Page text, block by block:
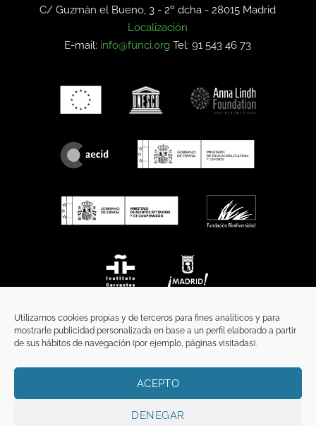
Utilizamos cookies propias y de terceros para fines analíticos y para
mostrarle publicidad personalizada en base a un perfil elaborado a partir
de sus hábitos de navegación (por ejemplo, páginas visitadas).
ACEPTO
DENEGAR
C/ Guzmán el Bueno, 3 - 2º dcha -28015 Madrid
Localización
E-mail: info@funci.org Tel: 91 543 46 73
TÉRMINOS Y CONDICIONES